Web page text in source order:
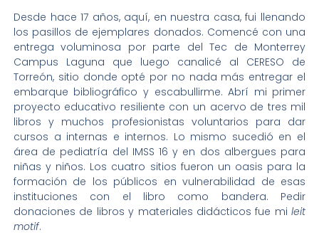
Desde hace 17 años, aquí, en nuestra casa, fui llenando
los pasillos de ejemplares donados. Comencé con una
entrega voluminosa por parte del Tec de Monterrey
Campus Laguna que luego canalicé al CERESO de
Torreón, sitio donde opté por no nada más entregar el
embarque bibliográfico y escabullirme. Abrí mi primer
proyecto educativo resiliente con un acervo de tres mil
libros y muchos profesionistas voluntarios para dar
cursos a internas e internos. Lo mismo sucedió en el
área de pediatría del IMSS 16 y en dos albergues para
niñas y niños. Los cuatro sitios fueron un oasis para la
formación de los públicos en vulnerabilidad de esas
instituciones con el libro como bandera. Pedir
donaciones de libros y materiales didácticos fue mileit
motif.